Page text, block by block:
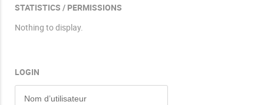
STATISTICS / PERMISSIONS
Nothing to display.
LOGIN